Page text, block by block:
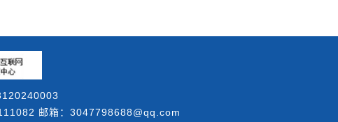
邮箱：3047798688@qq.com